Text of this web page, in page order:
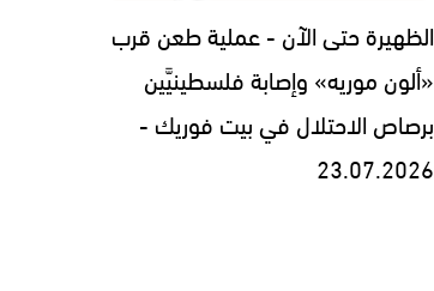
الظهيرة حتى الآن - عملية طعن قرب
«ألون موريه» وإصابة فلسطينيَّين
برصاص الاحتلال في بيت فوريك -
23.07.2026